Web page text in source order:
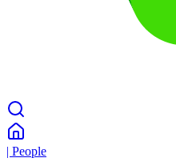
| People